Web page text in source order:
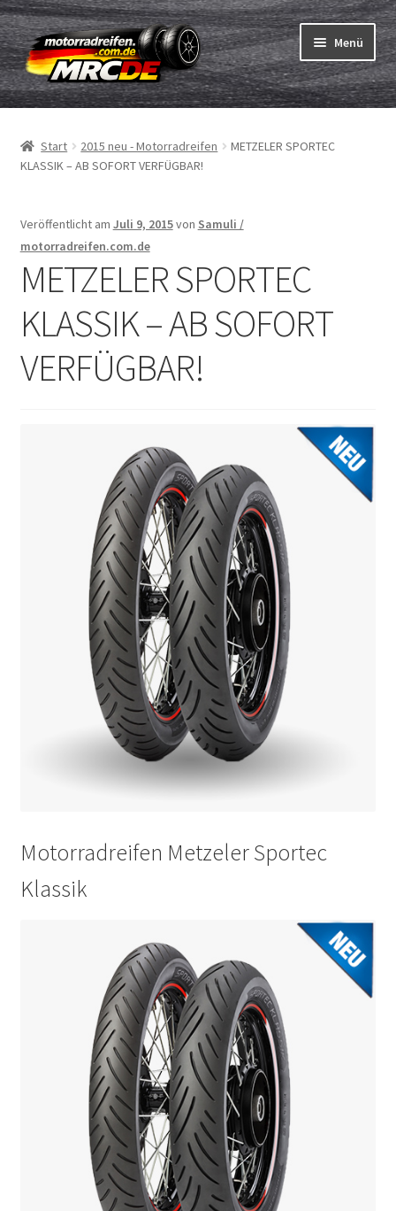
Zur
Navigation
springen
Zum
Inhalt
springen
Menü
Reifen
Schläuche
ABC
Reifentest
Marken
Start 2015 neu - Motorradreifen
METZELER SPORTEC
KLASSIK – AB SOFORT VERFÜGBAR!
Veröffentlicht am Juli 9, 2015von Samuli /
motorradreifen.com.de
METZELER SPORTEC
KLASSIK – AB SOFORT
VERFÜGBAR!
Motorradreifen Metzeler Sportec
Klassik